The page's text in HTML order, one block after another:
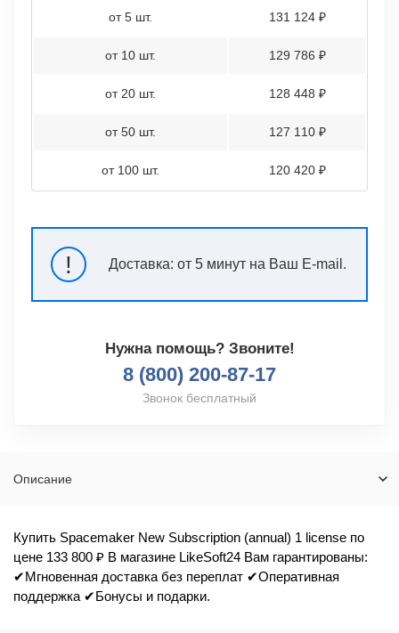
от 5 шт. 131 124 ₽
от 10 шт. 129 786 ₽
от 20 шт. 128 448 ₽
от 50 шт. 127 110 ₽
от 100 шт. 120 420 ₽
! Доставка: от 5 минут на Ваш E-mail.
Нужна помощь? Звоните!
8 (800) 200-87-17
Звонок бесплатный
Описание
Купить Spacemaker New Subscription (annual) 1 license по
цене 133 800 ₽ В магазине LikeSoft24 Вам гарантированы:
✔Мгновенная доставка без переплат ✔Оперативная
поддержка ✔Бонусы и подарки.